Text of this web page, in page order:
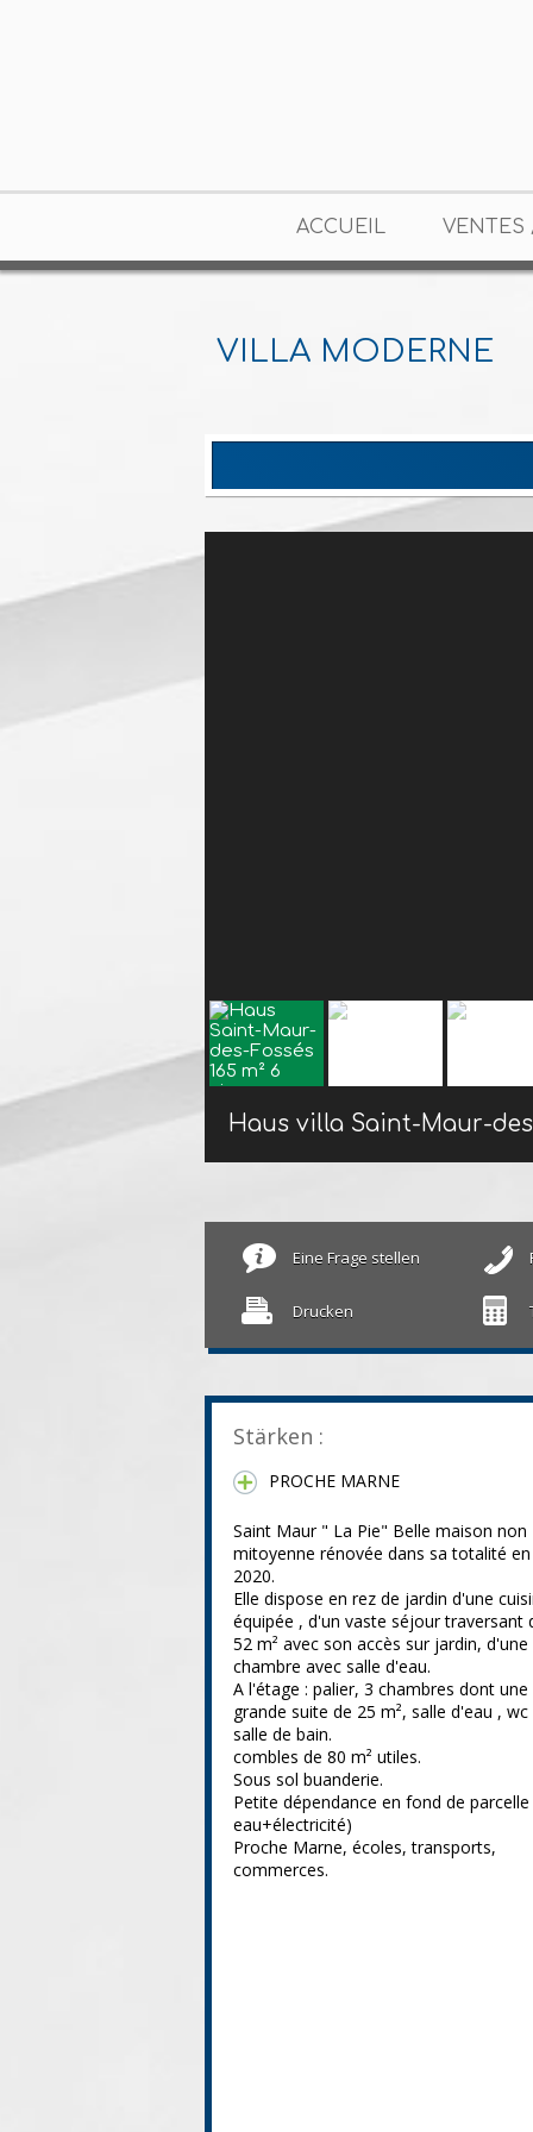
ACCUEIL VENTES
VILLA MODERNE
Haus villa Saint-Maur-
Eine Frage stellen
Drucken
Stärken :
PROCHE MARNE
Saint Maur " La Pie" Belle maison non
mitoyenne rénovée dans sa totalité en
2020.
Elle dispose en rez de jardin d'une
équipée , d'un vaste séjour traversant
52 m² avec son accès sur jardin, d'une
chambre avec salle d'eau.
A l'étage : palier, 3 chambres dont une
grande suite de 25 m², salle d'eau ,
salle de bain.
combles de 80 m² utiles.
Sous sol buanderie.
Petite dépendance en fond de parcelle
eau+électricité)
Proche Marne, écoles, transports,
commerces.